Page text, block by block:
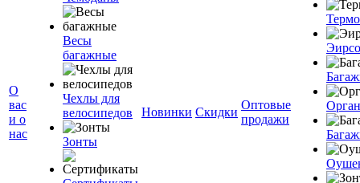
О
вас
и о
нас
Весы
багажные
Чехлы для
велосипедов
Зонты
Новинки Скидки
Оптовые
продажи